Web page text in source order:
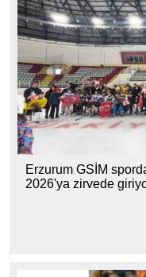
Erzurum GSİM
2026'ya zirvede